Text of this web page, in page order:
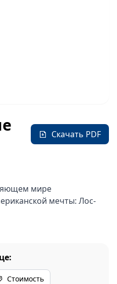
Скачать PDF
мире
мечты: Лос-
Стоимость